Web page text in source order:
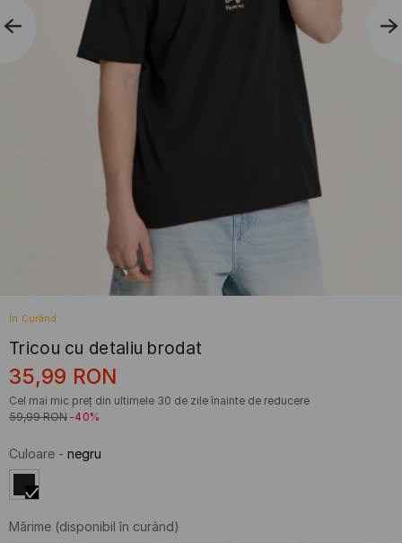
În Curând
Tricou cu detaliu brodat
35,99 RON
Cel mai mic preț din ultimele 30 de zile înainte de reducere
59,99 RON -40%
Culoare - negru
Mărime (disponibil în curând)